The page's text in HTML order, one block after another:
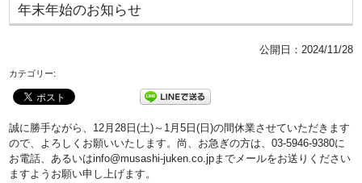
年末年始のお知らせ
公開日： 2024/11/28
カテゴリー:
誠に勝手ながら、12月28日(土)～1月5日(日)の間休業させていただきます
ので、よろしくお願いいたします。尚、お急ぎの方は、03-5946-9380に
お電話、あるいはinfo@musashi-juken.co.jpまでメールをお送りください
ますようお願い申し上げます。